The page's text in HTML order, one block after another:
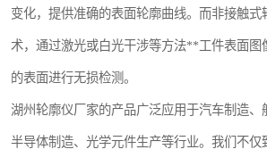
变化，提供准确的表面轮廓曲线。而非接触式
术，通过激光或白光干涉等方法**工件表面图
的表面进行无损检测。
湖州轮廓仪厂家的产品广泛应用于汽车制造、
半导体制造、光学元件生产等行业。我们不仅
螺纹规